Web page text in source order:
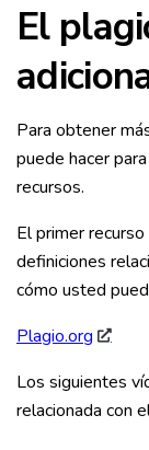
El
Para obtener
puede hacer
recursos.
El primer
definiciones
cómo usted
Plagio.org
Los siguientes
relacionada con